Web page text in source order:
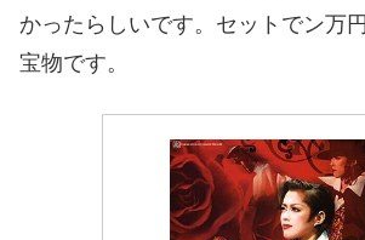
かったらしいです。セットでン万
宝物です。